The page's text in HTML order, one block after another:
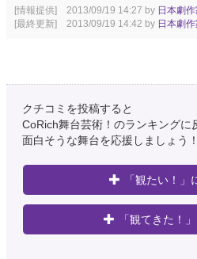
[情報提供] 2013/09/19 14:27 by 日本劇
[最終更新] 2013/09/19 14:42 by 日本劇
クチコミを投稿すると
CoRich舞台芸術！のランキングに
面白そうな舞台を応援しましょう！
「観たい！」
「観てきた！